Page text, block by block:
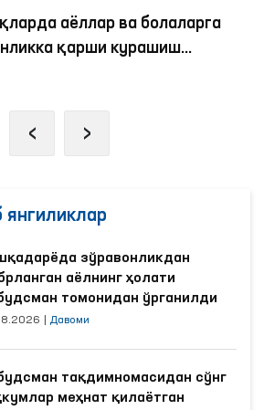
аёллар ва болаларга
қарши курашиш
‹ ›
янгиликлар
зўравонликдан
аёлнинг ҳолати
томонидан ўрганилди
Давоми
тақдимномасидан сўнг
меҳнат қилаётган